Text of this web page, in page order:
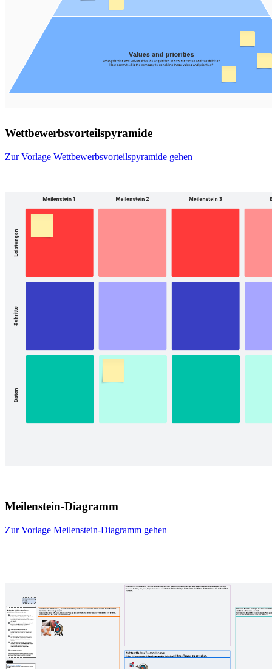
Wettbewerbsvorteilspyramide
Zur Vorlage Wettbewerbsvorteilspyramide gehen
Meilenstein-Diagramm
Zur Vorlage Meilenstein-Diagramm gehen